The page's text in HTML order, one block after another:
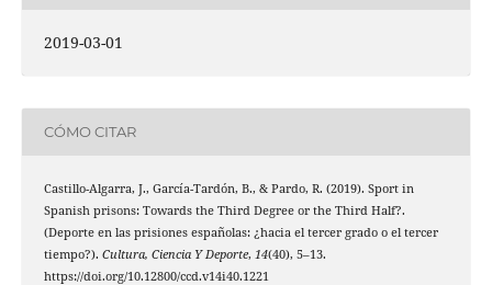
2019-03-01
CÓMO CITAR
Castillo-Algarra, J., García-Tardón, B., & Pardo, R. (2019). Sport in
Spanish prisons: Towards the Third Degree or the Third Half?.
(Deporte en las prisiones españolas: ¿hacia el tercer grado o el tercer
tiempo?). Cultura, Ciencia Y Deporte, 14(40), 5–13.
https://doi.org/10.12800/ccd.v14i40.1221